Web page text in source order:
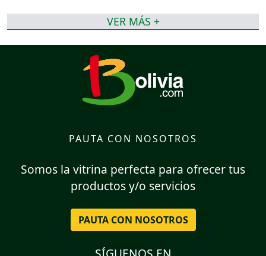
VER MÁS +
PAUTA CON NOSOTROS
Somos la vitrina perfecta para ofrecer tus
productos y/o servicios
PAUTA CON NOSOTROS